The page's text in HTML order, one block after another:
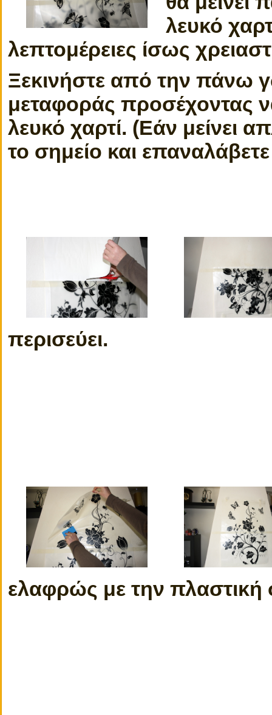
λευκό
λεπτομέρειες ίσως
Ξεκινήστε από την πάνω
μεταφοράς προσέχοντας
λευκό χαρτί. (Εάν μείνει
το σημείο και
περισεύει.
ελαφρώς με την πλαστική